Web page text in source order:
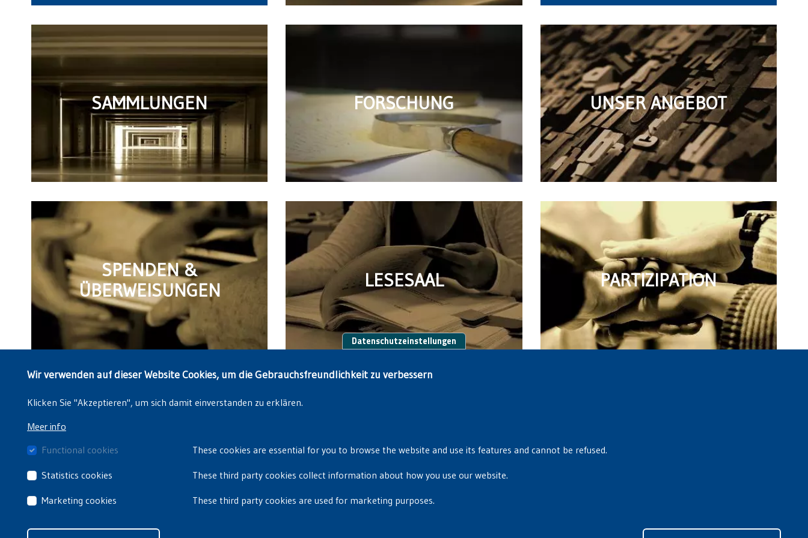
SAMMLUNGEN FORSCHUNG UNSER ANGEBOT
SPENDEN &
ÜBERWEISUNGEN
LESESAAL PARTIZIPATION
Datenschutzeinstellungen
Wir verwenden auf dieser Website Cookies, um die Gebrauchsfreundlichkeit zu verbessern
Klicken Sie "Akzeptieren", um sich damit einverstanden zu erklären.
Meer info
Functional cookies These cookies are essential for you to browse the website and use its features and cannot be refused.
Statistics cookies These third party cookies collect information about how you use our website.
Marketing cookies These third party cookies are used for marketing purposes.